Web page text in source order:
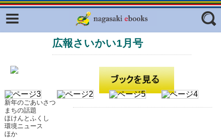
フリーワード
ジャンル
広報さいかい1月号
新年のごあいさつ
まちの話題
ほけんとふくし
環境ニュース
ほか
Facebook
ふくいろキラリプロジェクト
ラリー（TOKYO Brochures）
はじめてご利用される方へ
コンテンツ